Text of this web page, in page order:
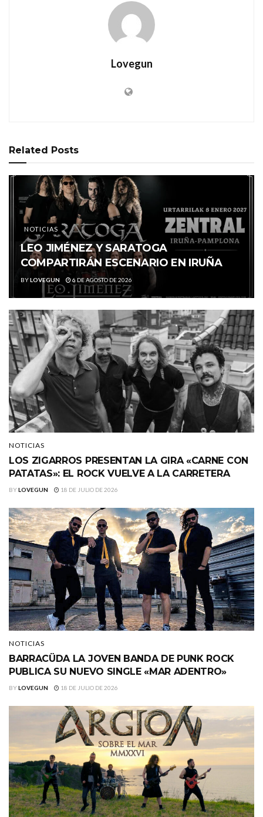
Lovegun
Related Posts
NOTICIAS
LEO JIMÉNEZ Y SARATOGA
COMPARTIRÁN ESCENARIO EN IRUÑA
BYLOVEGUN 6 DE AGOSTO DE 2026
NOTICIAS
LOS ZIGARROS PRESENTAN LA GIRA «CARNE CON
PATATAS»: EL ROCK VUELVE A LA CARRETERA
BYLOVEGUN 18 DE JULIO DE 2026
NOTICIAS
BARRACÜDA LA JOVEN BANDA DE PUNK ROCK
PUBLICA SU NUEVO SINGLE «MAR ADENTRO»
BYLOVEGUN 18 DE JULIO DE 2026